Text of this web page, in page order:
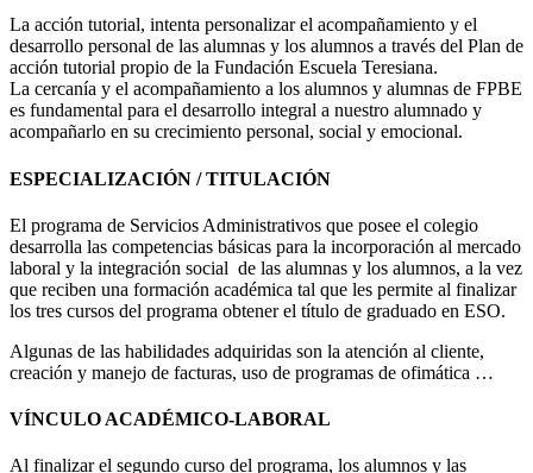
La acción tutorial, intenta personalizar el acompañamiento y el
desarrollo personal de las alumnas y los alumnos a través del Plan de
acción tutorial propio de la Fundación Escuela Teresiana.
La cercanía y el acompañamiento a los alumnos y alumnas de FPBE
es fundamental para el desarrollo integral a nuestro alumnado y
acompañarlo en su crecimiento personal, social y emocional.
ESPECIALIZACIÓN / TITULACIÓN
El programa de Servicios Administrativos que posee el colegio
desarrolla las competencias básicas para la incorporación al mercado
laboral y la integración social de las alumnas y los alumnos, a la vez
que reciben una formación académica tal que les permite al finalizar
los tres cursos del programa obtener el título de graduado en ESO.
Algunas de las habilidades adquiridas son la atención al cliente,
creación y manejo de facturas, uso de programas de ofimática …
VÍNCULO ACADÉMICO-LABORAL
Al finalizar el segundo curso del programa, los alumnos y las